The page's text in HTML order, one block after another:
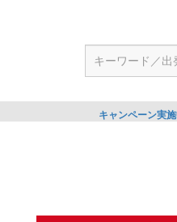
キャンペーン実